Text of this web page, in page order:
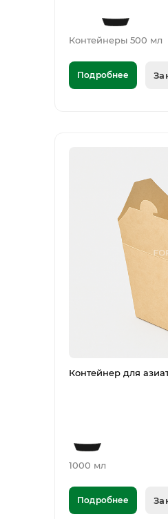
Контейнеры 500 мл
Подробнее
Контейнер для
1000 мл
Подробнее